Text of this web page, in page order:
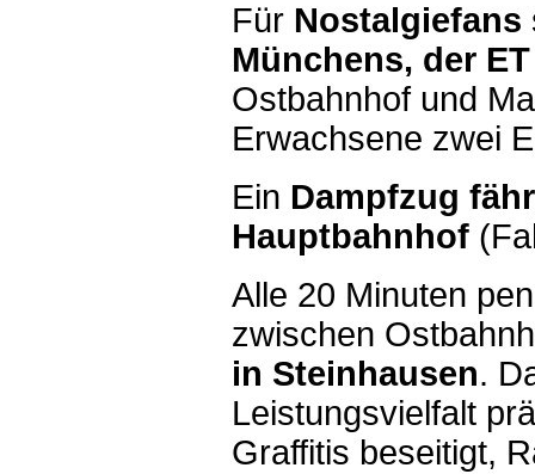
Für Nostalgiefans
Münchens, der
Ostbahnhof und
Erwachsene zwei
Ein Dampfzug
Hauptbahnhof
Alle 20 Minuten
zwischen
in Steinhausen.
Leistungsvielfalt
Graffitis beseitigt,